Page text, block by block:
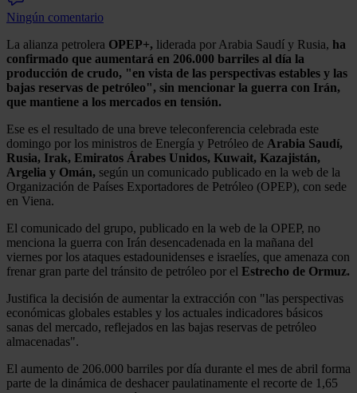
Ningún comentario
La alianza petrolera OPEP+, liderada por Arabia Saudí y Rusia, ha
confirmado que aumentará en 206.000 barriles al día la
producción de crudo, "en vista de las perspectivas estables y las
bajas reservas de petróleo", sin mencionar la guerra con Irán,
que mantiene a los mercados en tensión.
Ese es el resultado de una breve teleconferencia celebrada este
domingo por los ministros de Energía y Petróleo de Arabia Saudí,
Rusia, Irak, Emiratos Árabes Unidos, Kuwait, Kazajistán,
Argelia y Omán, según un comunicado publicado en la web de la
Organización de Países Exportadores de Petróleo (OPEP), con sede
en Viena.
El comunicado del grupo, publicado en la web de la OPEP, no
menciona la guerra con Irán desencadenada en la mañana del
viernes por los ataques estadounidenses e israelíes, que amenaza con
frenar gran parte del tránsito de petróleo por el Estrecho de Ormuz.
Justifica la decisión de aumentar la extracción con "las perspectivas
económicas globales estables y los actuales indicadores básicos
sanas del mercado, reflejados en las bajas reservas de petróleo
almacenadas".
El aumento de 206.000 barriles por día durante el mes de abril forma
parte de la dinámica de deshacer paulatinamente el recorte de 1,65